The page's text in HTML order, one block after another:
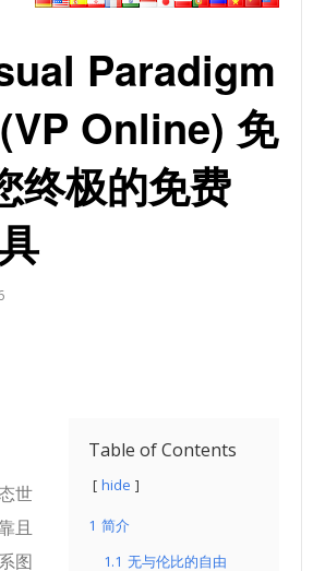
Paradigm
Online) 免
终极的免费
Table of Contents
hide
1 简介
1.1 无与伦比的自由
世
且
图